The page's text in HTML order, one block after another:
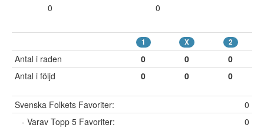
0
0
1 X 2
Antal i raden 0 0
0
Antal i följd
0 0 0
Svenska Folkets Favoriter:
0
- Varav Topp 5 Favoriter:
0